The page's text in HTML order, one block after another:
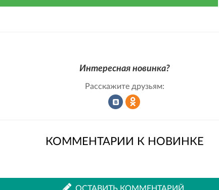
Интересная новинка?
Расскажите друзьям:
КОММЕНТАРИИ К НОВИНКЕ